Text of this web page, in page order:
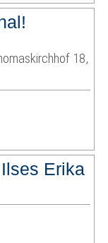
18,
Erika